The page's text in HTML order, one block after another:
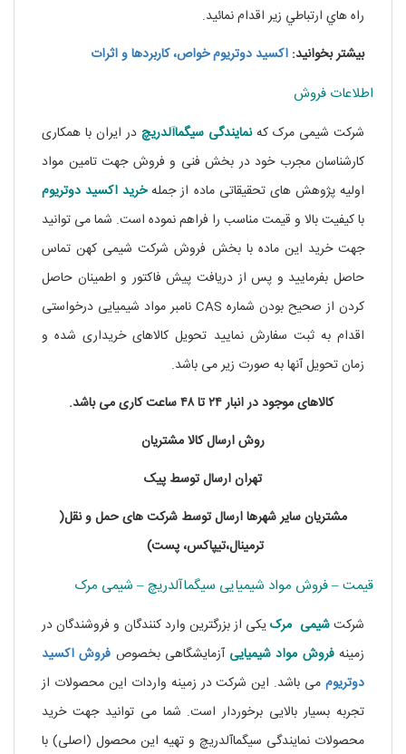
راه هاي ارتباطي زير اقدام نمائيد.
بیشتر بخوانید: اکسید دوتریوم خواص، کاربردها و اثرات
اطلاعات فروش
شرکت شیمی مرک کهنمایندگی سیگماآلدریچ در ایران با همکاری
کارشناسان مجرب خود در بخش فنی و فروش جهت تامین مواد
اولیه پژوهش های تحقیقاتی ماده از جملهخرید اکسید دوتریوم
با کیفیت بالا و قیمت مناسب را فراهم نموده است. شما می توانید
جهت خرید این ماده با بخش فروش شرکت شیمی کهن تماس
حاصل بفرمایید و پس از دریافت پیش فاکتور و اطمینان حاصل
کردن از صحیح بودن شماره CAS نامبر مواد شیمیایی درخواستی
اقدام به ثبت سفارش نمایید تحویل کالاهای خریداری شده و
زمان تحویل آنها به صورت زیر می باشد.
کالاهای موجود در انبار ۲۴ تا ۴۸ ساعت کاری می باشد.
روش ارسال کالا مشتریان
تهران ارسال توسط پیک
مشتریان سایر شهرها ارسال توسط شرکت های حمل و نقل(
ترمینال،تیپاکس، پست)
قیمت – فروش مواد شیمیایی سیگماآلدریچ – شیمی مرک
شرکتشیمی مرکیکی از بزرگترین وارد کنندگان و فروشندگان در
زمینه فروش مواد شیمیایی آزمایشگاهی بخصوص فروش اکسید
دوتریوم می باشد. این شرکت در زمینه واردات این محصولات از
تجربه بسیار بالایی برخوردار است. شما می توانید جهت خرید
محصولات نمایندگی سیگماآلدریچ و تهیه این محصول (اصلی) با